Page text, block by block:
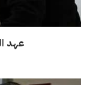
عهد